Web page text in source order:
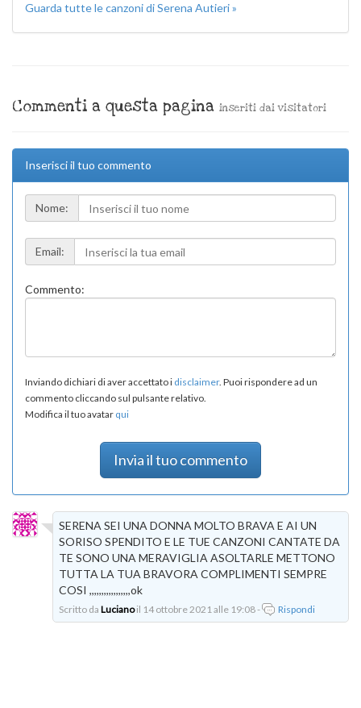
Guarda tutte le canzoni di Serena Autieri »
Commenti a questa pagina inseriti dai visitatori
Inserisci il tuo commento
Nome:
Email:
Commento:
Inviando dichiari di aver accettato i disclaimer. Puoi rispondere ad un
commento cliccando sul pulsante relativo.
Modifica il tuo avatar qui
Invia il tuo commento
SERENA SEI UNA DONNA MOLTO BRAVA E AI UN
SORISO SPENDITO E LE TUE CANZONI CANTATE DA
TE SONO UNA MERAVIGLIA ASOLTARLE METTONO
TUTTA LA TUA BRAVORA COMPLIMENTI SEMPRE
COSI ,,,,,,,,,,,,,,,,,ok
Scritto da Lucianoil 14 ottobre 2021 alle 19:08 - Rispondi